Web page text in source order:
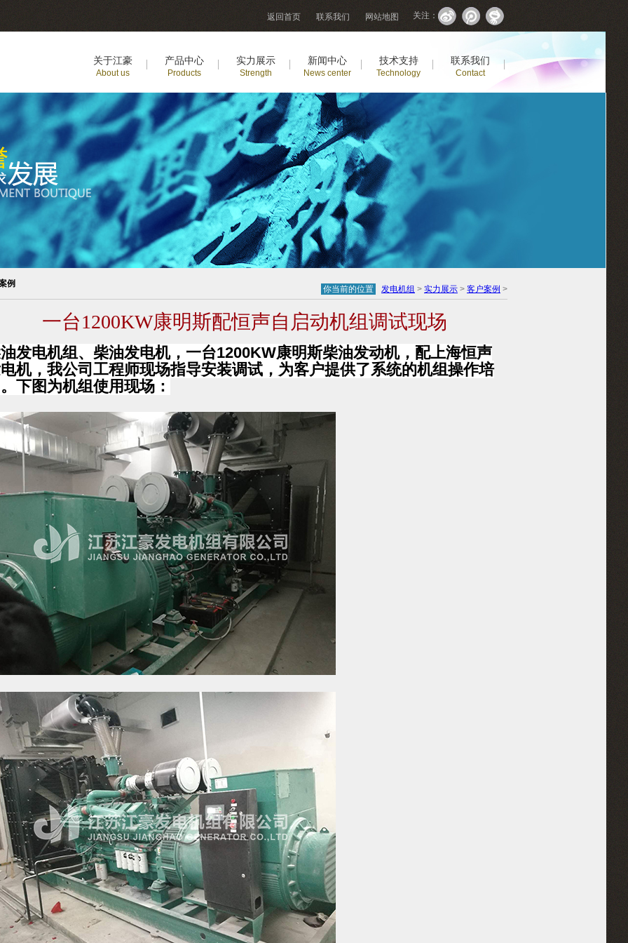
返回首页 联系我们 网站地图 关注：
关于江豪
About us
产品中心
Products
实力展示
Strength
新闻中心
News center
技术支持
Technology
联系我们
Contact
你当前的位置 发电机组 > 实力展示 > 客户案例 >
例
一台1200KW康明斯配恒声自启动机组调试现场
发电机组、柴油发电机，一台1200KW康明斯柴油发动机，配上海恒声
机，我公司工程师现场指导安装调试，为客户提供了系统的机组操作培
下图为机组使用现场：